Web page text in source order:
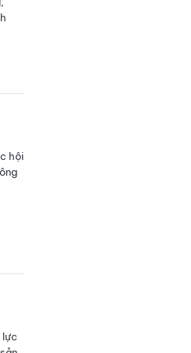
hội
lực